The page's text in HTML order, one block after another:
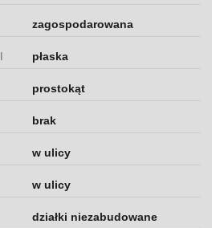
zagospodarowana
płaska
prostokąt
brak
w ulicy
w ulicy
działki niezabudowane